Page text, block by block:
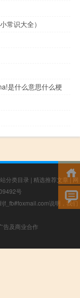
常识大全）
是什么意思什么梗
分类目录 | 精选推荐文章|网
号
f_fb#foxmail.com说明，我们
告及商业合作